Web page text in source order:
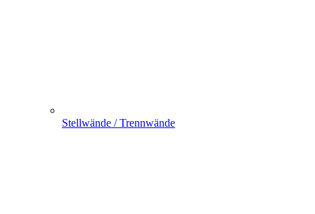
Stellwände / Trennwände